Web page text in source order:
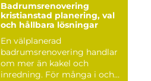
Badrumsrenovering
kristianstad planering, val
och hållbara lösningar
En välplanerad
badrumsrenovering handlar
om mer än kakel och
inredning. För många i och